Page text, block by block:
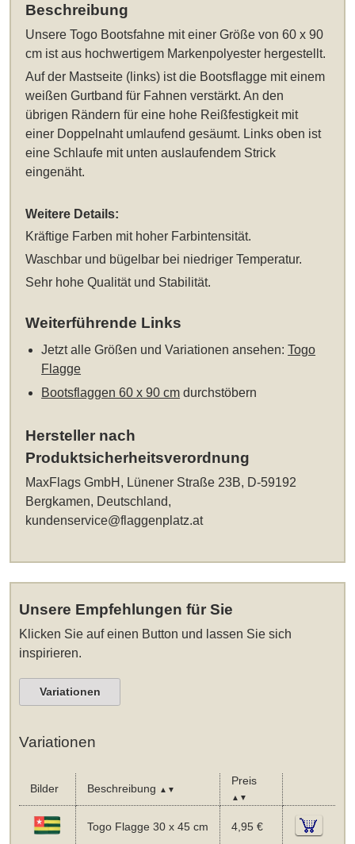
Beschreibung
UnsereTogo Bootsfahne mit einer Größe von 60 x 90
cm ist aus hochwertigem Markenpolyester hergestellt.
Auf der Mastseite (links) ist die Bootsflagge mit einem
weißen Gurtband für Fahnen verstärkt. An den
übrigen Rändern für eine hohe Reißfestigkeit mit
einer Doppelnaht umlaufend gesäumt. Links oben ist
eine Schlaufe mit unten auslaufendem Strick
eingenäht.
Weitere Details:
Kräftige Farben mit hoher Farbintensität.
Waschbar und bügelbar bei niedriger Temperatur.
Sehr hohe Qualität und Stabilität.
Weiterführende Links
Jetzt alle Größen und Variationen ansehen:Togo
Flagge
Bootsflaggen 60 x 90 cm durchstöbern
Hersteller nach
Produktsicherheitsverordnung
MaxFlags GmbH, Lünener Straße 23B, D-59192
Bergkamen, Deutschland,
kundenservice@flaggenplatz.at
Unsere Empfehlungen für Sie
Klicken Sie auf einen Button und lassen Sie sich
inspirieren.
Variationen
Variationen
Bilder Beschreibung ▲▼
Preis
▲▼
Togo Flagge 30 x 45 cm 4,95 €